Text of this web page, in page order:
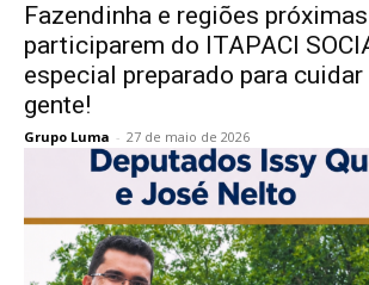
Fazendinha e regiões
participarem do ITAPACI
especial preparado para
gente!
Grupo Luma - 27 de maio de 2026